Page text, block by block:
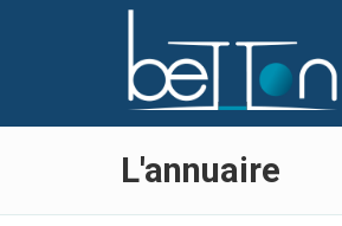
L'annuaire
Panneau de gestion des cookies